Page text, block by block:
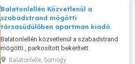
Lerakásával, - ...
Balatonlellén Közvetlenül a
szabadstrand mögötti
társasüdülőben apartman kiadó
Balatonlellén közvetlenül a szabadstrand
mögötti , parkosított bekerített
társasüdülőben 4-5 férőhelyes ,
Balatonlelle, Somogy